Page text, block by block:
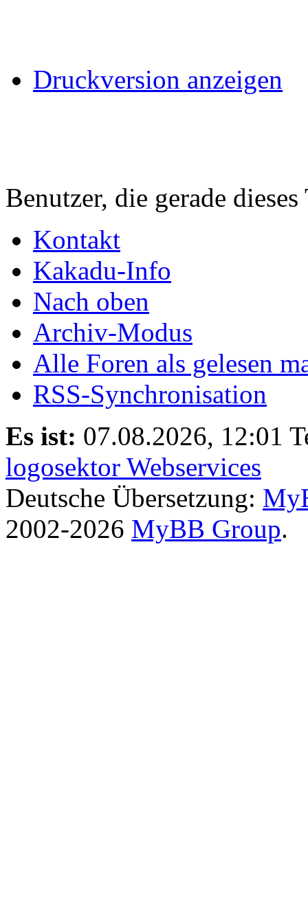
Druckversion anzeigen
Benutzer, die gerade
Kontakt
Kakadu-Info
Nach oben
Archiv-Modus
Alle Foren als gelesen
RSS-Synchronisation
Es ist: 07.08.2026, 12:01
logosektor Webservices
Deutsche Übersetzung:
2002-2026 MyBB Group.